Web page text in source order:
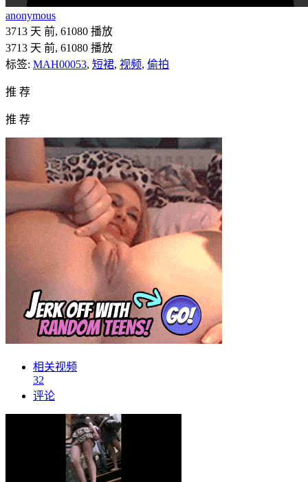
anonymous
3713 天 前, 61080 播放
3713 天 前, 61080 播放
标签: MAH00053, 短裙, 视频, 偷拍
推 荐
推 荐
相关视频
32
评论